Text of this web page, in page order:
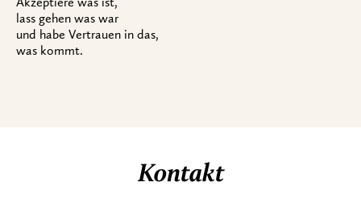
lass gehen was war
und habe Vertrauen in das,
was kommt.
Kontakt